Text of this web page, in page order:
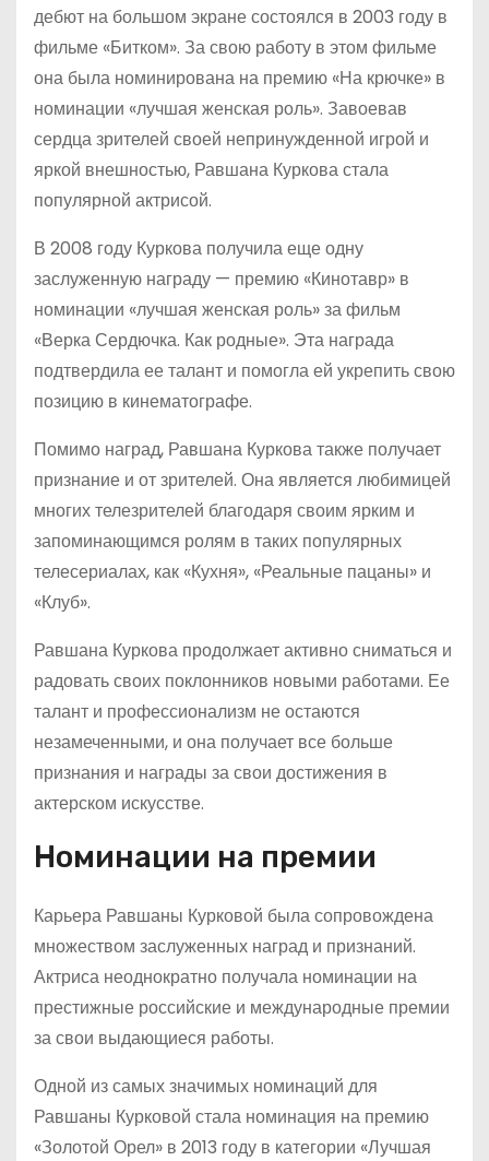
дебют на большом экране состоялся в 2003 году в
фильме «Битком». За свою работу в этом фильме
она была номинирована на премию «На крючке» в
номинации «лучшая женская роль». Завоевав
сердца зрителей своей непринужденной игрой и
яркой внешностью, Равшана Куркова стала
популярной актрисой.
В 2008 году Куркова получила еще одну
заслуженную награду — премию «Кинотавр» в
номинации «лучшая женская роль» за фильм
«Верка Сердючка. Как родные». Эта награда
подтвердила ее талант и помогла ей укрепить свою
позицию в кинематографе.
Помимо наград, Равшана Куркова также получает
признание и от зрителей. Она является любимицей
многих телезрителей благодаря своим ярким и
запоминающимся ролям в таких популярных
телесериалах, как «Кухня», «Реальные пацаны» и
«Клуб».
Равшана Куркова продолжает активно сниматься и
радовать своих поклонников новыми работами. Ее
талант и профессионализм не остаются
незамеченными, и она получает все больше
признания и награды за свои достижения в
актерском искусстве.
Номинации на премии
Карьера Равшаны Курковой была сопровождена
множеством заслуженных наград и признаний.
Актриса неоднократно получала номинации на
престижные российские и международные премии
за свои выдающиеся работы.
Одной из самых значимых номинаций для
Равшаны Курковой стала номинация на премию
«Золотой Орел» в 2013 году в категории «Лучшая